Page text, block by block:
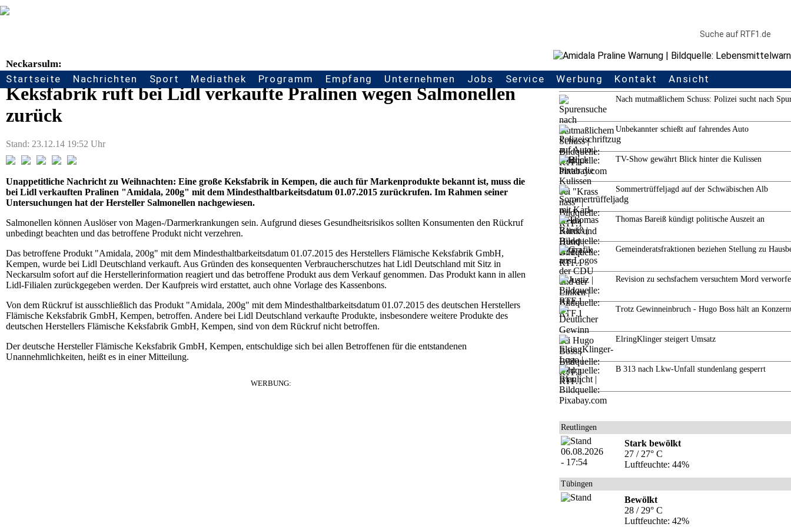
Seitennavigation
Startseite Nachrichten Sport Mediathek Programm Empfang Unternehmen Jobs Service Werbung Kontakt Ansicht
Neckarsulm:
Keksfabrik ruft bei Lidl verkaufte Pralinen wegen Salmonellen
zurück
Stand: 23.12.14 19:52 Uhr
Unappetitliche Nachricht zu Weihnachten: Eine große Keksfabrik in Kempen, die auch für Markenprodukte bekannt ist, muss die
bei Lidl verkauften Pralinen "Amidala, 200g" mit dem Mindesthaltbarkeitsdatum 01.07.2015 zurückrufen. Im Rahmen seiner
Untersuchungen hat der Hersteller Salmonellen nachgewiesen.
Salmonellen können Auslöser von Magen-/Darmerkrankungen sein. Aufgrund dieses Gesundheitsrisikos sollten Konsumenten den Rückruf
unbedingt beachten und das betroffene Produkt nicht verzehren.
Das betroffene Produkt "Amidala, 200g" mit dem Mindesthaltbarkeitsdatum 01.07.2015 des Herstellers Flämische Keksfabrik GmbH,
Kempen, wurde bei Lidl Deutschland verkauft. Aus Gründen des konsequenten Verbraucherschutzes hat Lidl Deutschland mit Sitz in
Neckarsulm sofort auf die Herstellerinformation reagiert und das betroffene Produkt aus dem Verkauf genommen. Das Produkt kann in allen
Lidl-Filialen zurückgegeben werden. Der Kaufpreis wird erstattet, auch ohne Vorlage des Kassenbons.
Von dem Rückruf ist ausschließlich das Produkt "Amidala, 200g" mit dem Mindesthaltbarkeitsdatum 01.07.2015 des deutschen Herstellers
Flämische Keksfabrik GmbH, Kempen, betroffen. Andere bei Lidl Deutschland verkaufte Produkte, insbesondere weitere Produkte des
deutschen Herstellers Flämische Keksfabrik GmbH, Kempen, sind von dem Rückruf nicht betroffen.
Der deutsche Hersteller Flämische Keksfabrik GmbH, Kempen, entschuldige sich bei allen Betroffenen für die entstandenen
Unannehmlichkeiten, heißt es in einer Mitteilung.
WERBUNG:
Weitere Themen
Nach mutmaßlichem Schuss: Polizei sucht nach
Unbekannter schießt auf fahrendes Auto
TV-Show gewährt Blick hinter die Kulissen
Sommertrüffeljagd auf der Schwäbischen Alb
Thomas Bareiß kündigt politische Auszeit an
Gemeinderatsfraktionen beziehen Stellung zu
Revision zu sechsfachem versuchtem Mord
Trotz Gewinneinbruch - Hugo Boss hält an
ElringKlinger steigert Umsatz
B 313 nach Lkw-Unfall stundenlang gesperrt
Reutlingen
Stark bewölkt
27 / 27° C
Luftfeuchte: 44%
Tübingen
Bewölkt
28 / 29° C
Luftfeuchte: 42%